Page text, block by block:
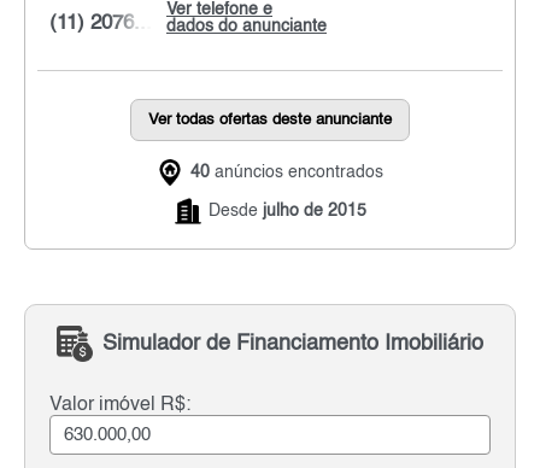
Ver telefone e
dados do anunciante
(11) 2076...
Ver todas ofertas deste anunciante
40 anúncios encontrados
Desde julho de 2015
Simulador de Financiamento Imobiliário
Valor imóvel R$: